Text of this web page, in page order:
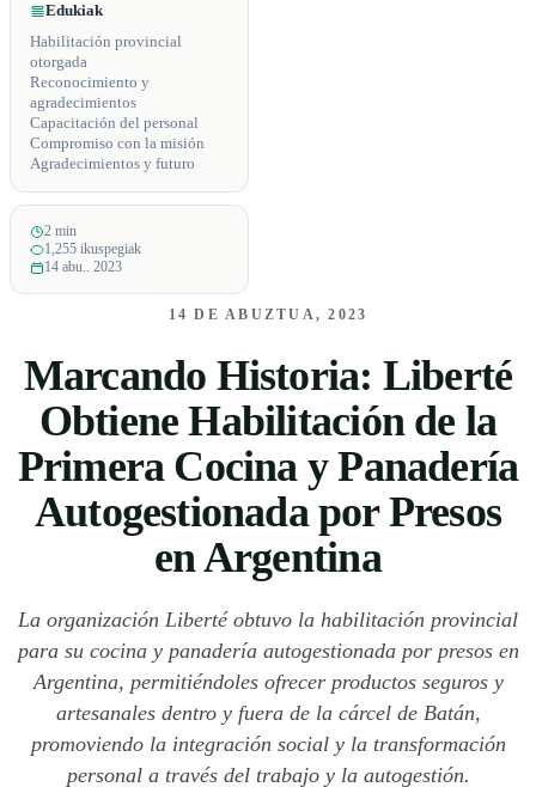
Edukiak
Habilitación provincial
otorgada
Reconocimiento y
agradecimientos
Capacitación del personal
Compromiso con la misión
Agradecimientos y futuro
2 min
1,255 ikuspegiak
14 abu.. 2023
14 DE ABUZTUA, 2023
Marcando Historia: Liberté
Obtiene Habilitación de la
Primera Cocina y Panadería
Autogestionada por Presos
en Argentina
La organización Liberté obtuvo la habilitación provincial
para su cocina y panadería autogestionada por presos en
Argentina, permitiéndoles ofrecer productos seguros y
artesanales dentro y fuera de la cárcel de Batán,
promoviendo la integración social y la transformación
personal a través del trabajo y la autogestión.